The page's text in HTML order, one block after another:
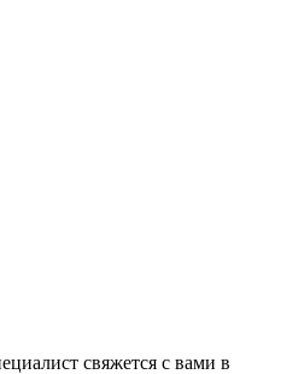
свяжется с вами в